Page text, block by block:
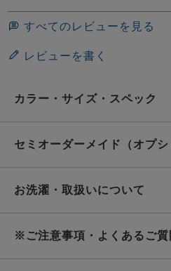
すべてのレビューを見る
レビューを書く
カラー・サイズ・スペック
セミオーダーメイド（オプ
お洗濯・取扱いについて
※ご注意事項・よくあるご質